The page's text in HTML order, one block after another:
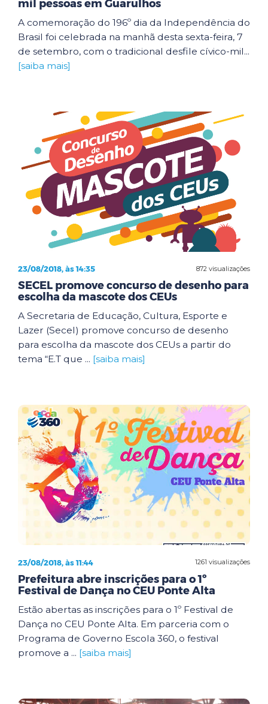
mil pessoas em Guarulhos
A comemoração do 196º dia da Independência do
Brasil foi celebrada na manhã desta sexta-feira, 7
de setembro, com o tradicional desfile cívico-mil...
[saiba mais]
872 visualizações
23/08/2018, às 14:35
SECEL promove concurso de desenho para
escolha da mascote dos CEUs
A Secretaria de Educação, Cultura, Esporte e
Lazer (Secel) promove concurso de desenho
para escolha da mascote dos CEUs a partir do
tema “E.T que ... [saiba mais]
1261 visualizações
23/08/2018, às 11:44
Prefeitura abre inscrições para o 1º
Festival de Dança no CEU Ponte Alta
Estão abertas as inscrições para o 1º Festival de
Dança no CEU Ponte Alta. Em parceria com o
Programa de Governo Escola 360, o festival
promove a ... [saiba mais]